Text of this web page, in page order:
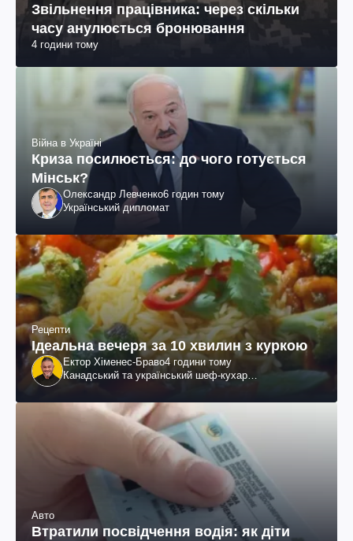
Звільнення працівника: через скільки
часу анулюється бронювання
4 години тому
Війна в Україні
Криза посилюється: до чого готується
Мінськ?
Олександр Левченко6 годин тому
Український дипломат
Рецепти
Ідеальна вечеря за 10 хвилин з куркою
Ектор Хіменес-Браво4 години тому
Канадський та український шеф-кухар
Авто
Втратили посвідчення водія: як діти